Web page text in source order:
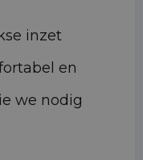
inzet
en
we nodig